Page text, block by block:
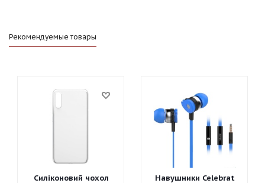
Рекомендуемые товары
Силіконовий чохол
Навушники Celebrat